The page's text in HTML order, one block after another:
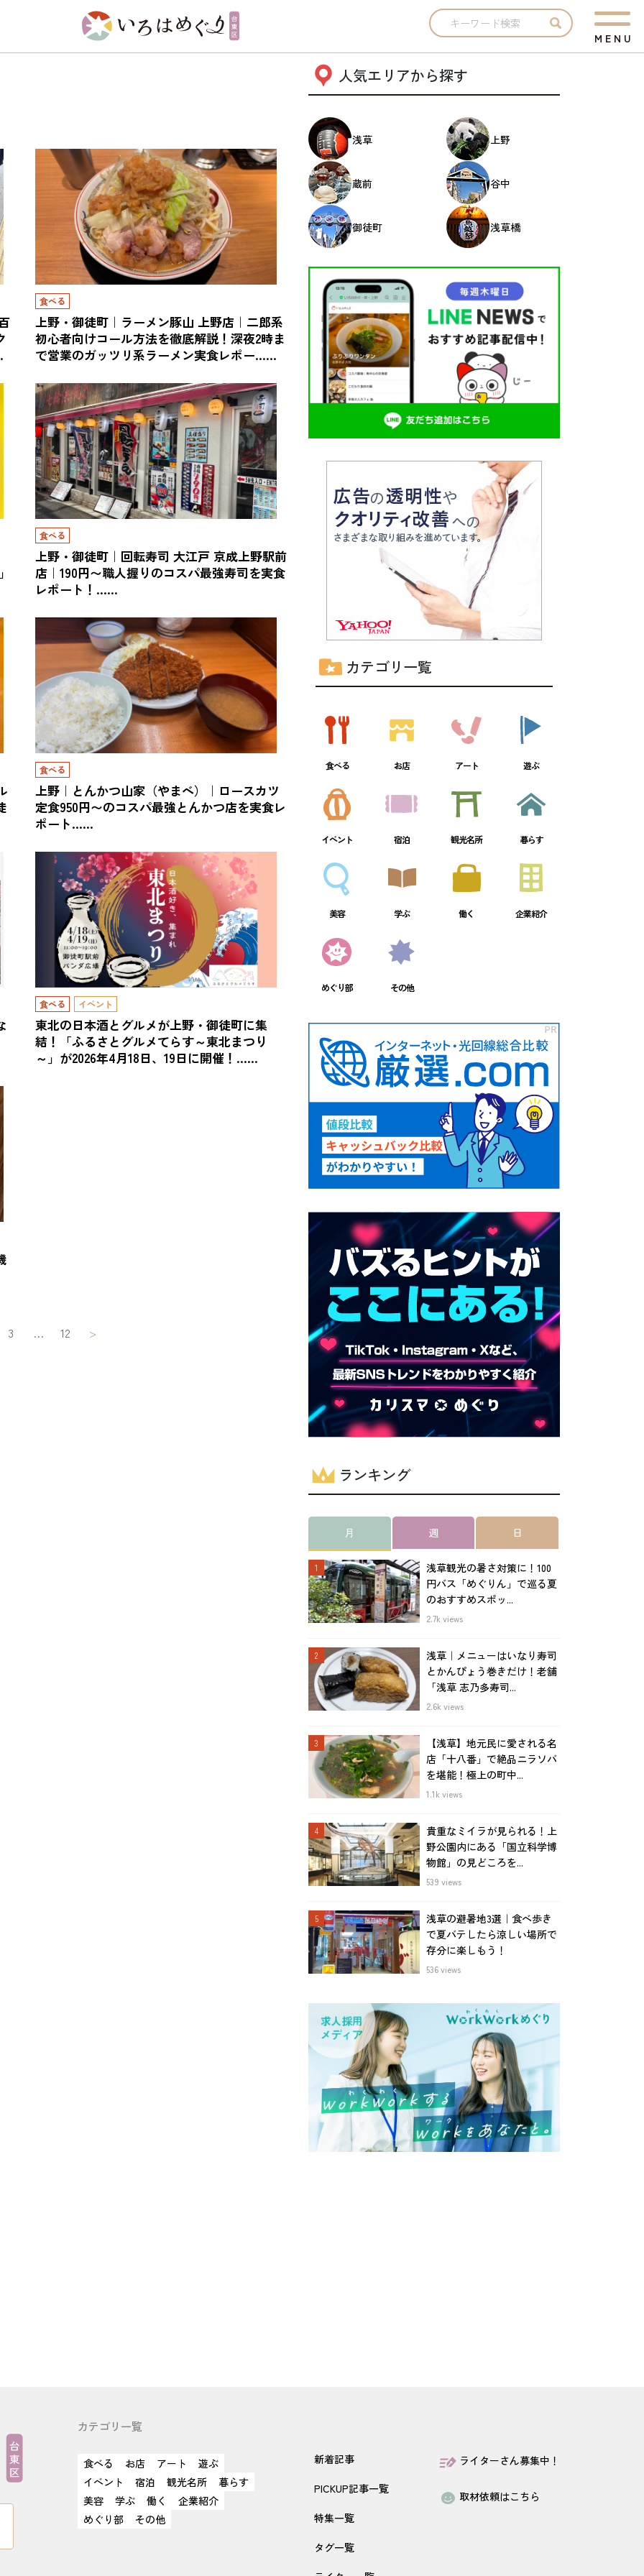
M E N U
食べる
上野・御徒町｜ラーメン豚山 上野店｜二郎系
初心者向けコール方法を徹底解説！深夜2時ま
で営業のガッツリ系ラーメン実食レポー……
食べる
上野・御徒町｜回転寿司 大江戸 京成上野駅前
店｜190円〜職人握りのコスパ最強寿司を実食
レポート！……
食べる
上野｜とんかつ山家（やまべ）｜ロースカツ
定食950円〜のコスパ最強とんかつ店を実食レ
ポート……
食べる イベント
東北の日本酒とグルメが上野・御徒町に集
結！「ふるさとグルメてらす～東北まつり
～」が2026年4月18日、19日に開催！……
3 … 12 >
人気エリアから探す
浅草 上野
蔵前 谷中
御徒町 浅草橋
カテゴリ一覧
食べる お店 アート 遊ぶ
イベント 宿泊 観光名所 暮らす
美容 学ぶ 働く 企業紹介
めぐり部 その他
ランキング
月 週 日
浅草観光の暑さ対策に！100
円バス「めぐりん」で巡る夏
のおすすめスポッ...
2.7k views
浅草｜メニューはいなり寿司
とかんぴょう巻きだけ！老舗
「浅草 志乃多寿司...
2.6k views
【浅草】地元民に愛される名
店「十八番」で絶品ニラソバ
を堪能！極上の町中...
1.1k views
貴重なミイラが見られる！上
野公園内にある「国立科学博
物館」の見どころを...
539 views
浅草の避暑地3選｜食べ歩き
で夏バテしたら涼しい場所で
存分に楽しもう！
536 views
カテゴリ一覧
食べる お店 アート
遊ぶ
イベント
宿泊 観光名所
暮らす
美容
学ぶ 働く
企業紹介
めぐり部
その他
新着記事
PICKUP記事一覧
特集一覧
タグ一覧
ライターさん募集中！
取材依頼はこちら